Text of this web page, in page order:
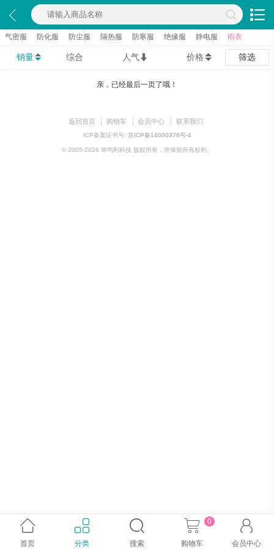
气密服 防化服 防尘服 隔热服 防寒服 绝缘服 静电服 雨衣
销量 综合 人气 价格 筛选
亲，已经最后一页了哦！
返回首页 购物车 会员中心 联系我们
ICP备案证书号: 京ICP备14000376号-4
© 2005-2026 华鸣利科技 版权所有，并保留所有权利。

首页

分类

搜索

购物车
0 
会员中心